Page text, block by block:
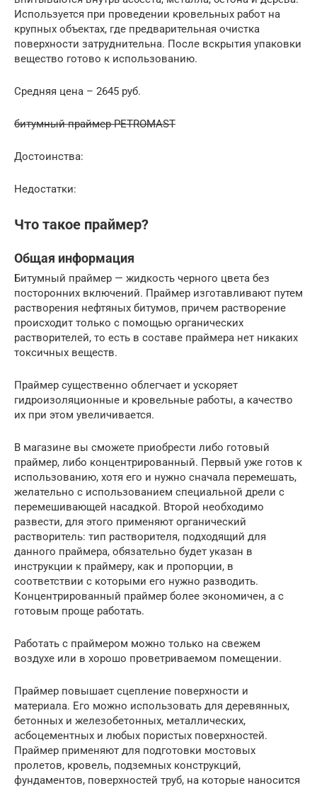
Используется при проведении кровельных работ на
крупных объектах, где предварительная очистка
поверхности затруднительна. После вскрытия упаковки
вещество готово к использованию.
Средняя цена – 2645 руб.
битумный праймер PETROMAST
Достоинства:
Недостатки:
Что такое праймер?
Общая информация
Битумный праймер — жидкость черного цвета без
посторонних включений. Праймер изготавливают путем
растворения нефтяных битумов, причем растворение
происходит только с помощью органических
растворителей, то есть в составе праймера нет никаких
токсичных веществ.
Праймер существенно облегчает и ускоряет
гидроизоляционные и кровельные работы, а качество
их при этом увеличивается.
В магазине вы сможете приобрести либо готовый
праймер, либо концентрированный. Первый уже готов к
использованию, хотя его и нужно сначала перемешать,
желательно с использованием специальной дрели с
перемешивающей насадкой. Второй необходимо
развести, для этого применяют органический
растворитель: тип растворителя, подходящий для
данного праймера, обязательно будет указан в
инструкции к праймеру, как и пропорции, в
соответствии с которыми его нужно разводить.
Концентрированный праймер более экономичен, а с
готовым проще работать.
Работать с праймером можно только на свежем
воздухе или в хорошо проветриваемом помещении.
Праймер повышает сцепление поверхности и
материала. Его можно использовать для деревянных,
бетонных и железобетонных, металлических,
асбоцементных и любых пористых поверхностей.
Праймер применяют для подготовки мостовых
пролетов, кровель, подземных конструкций,
фундаментов, поверхностей труб, на которые наносится